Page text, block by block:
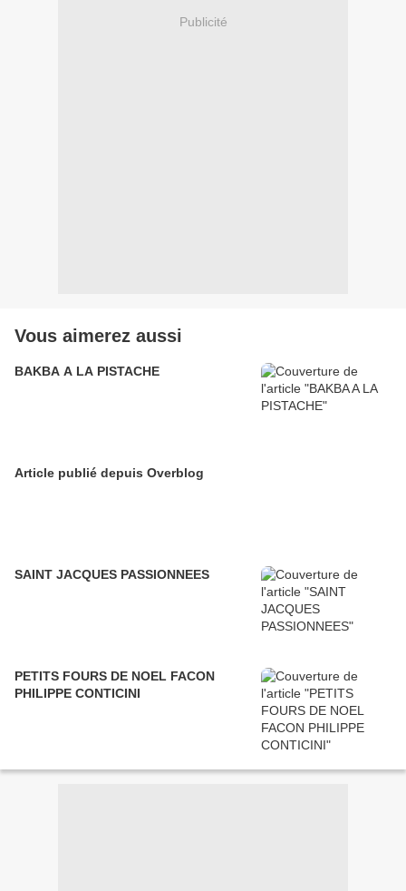
Publicité
Vous aimerez aussi
BAKBA A LA PISTACHE
Article publié depuis Overblog
SAINT JACQUES PASSIONNEES
PETITS FOURS DE NOEL FACON
PHILIPPE CONTICINI